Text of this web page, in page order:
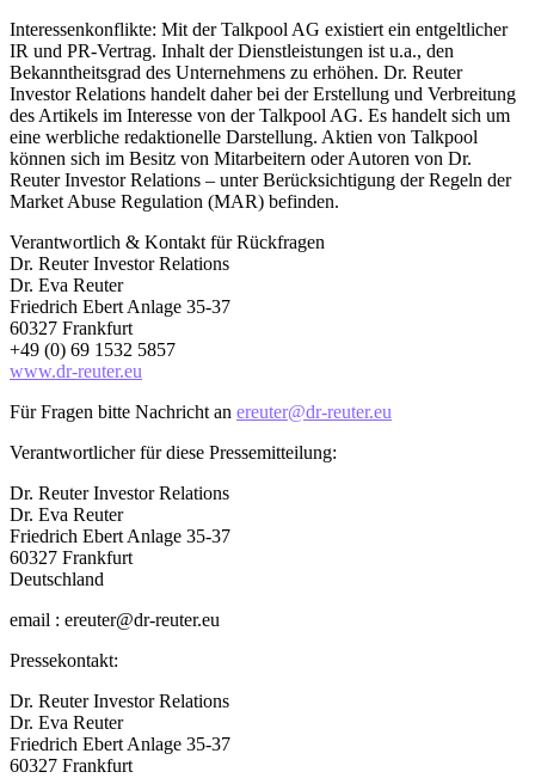
Interessenkonflikte: Mit der Talkpool AG existiert ein entgeltlicher
IR und PR-Vertrag. Inhalt der Dienstleistungen ist u.a., den
Bekanntheitsgrad des Unternehmens zu erhöhen. Dr. Reuter
Investor Relations handelt daher bei der Erstellung und Verbreitung
des Artikels im Interesse von der Talkpool AG. Es handelt sich um
eine werbliche redaktionelle Darstellung. Aktien von Talkpool
können sich im Besitz von Mitarbeitern oder Autoren von Dr.
Reuter Investor Relations – unter Berücksichtigung der Regeln der
Market Abuse Regulation (MAR) befinden.
Verantwortlich & Kontakt für Rückfragen
Dr. Reuter Investor Relations
Dr. Eva Reuter
Friedrich Ebert Anlage 35-37
60327 Frankfurt
+49 (0) 69 1532 5857
www.dr-reuter.eu
Für Fragen bitte Nachricht an ereuter@dr-reuter.eu
Verantwortlicher für diese Pressemitteilung:
Dr. Reuter Investor Relations
Dr. Eva Reuter
Friedrich Ebert Anlage 35-37
60327 Frankfurt
Deutschland
email : ereuter@dr-reuter.eu
Pressekontakt:
Dr. Reuter Investor Relations
Dr. Eva Reuter
Friedrich Ebert Anlage 35-37
60327 Frankfurt